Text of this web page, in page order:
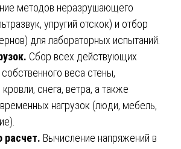
методов неразрушающего
упругий отскок) и отбор
для лабораторных испытаний.
Сбор всех действующих
собственного веса стены,
снега, ветра, а также
нагрузок (люди, мебель,
расчет. Вычисление напряжений в